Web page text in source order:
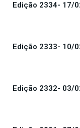
Edição 2334- 17/
Edição 2333- 10/
Edição 2332- 03/